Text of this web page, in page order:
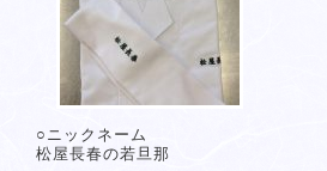
○ニックネーム
松屋長春の若旦那